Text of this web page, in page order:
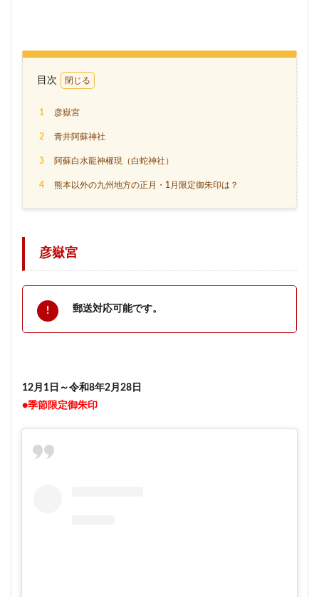
目次
1 彦嶽宮
2 青井阿蘇神社
3 阿蘇白水龍神權現（白蛇神社）
4 熊本以外の九州地方の正月・1月限定御朱印は？
彦嶽宮
郵送対応可能です。
12月1日～令和8年2月28日
●季節限定御朱印